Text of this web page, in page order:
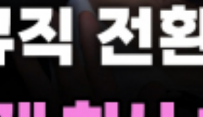
계 종사자들과 관련된 제보를 받습니다.
시기 바랍니다. 감사합니다.
포 및 AI 데이터 활용 금지]